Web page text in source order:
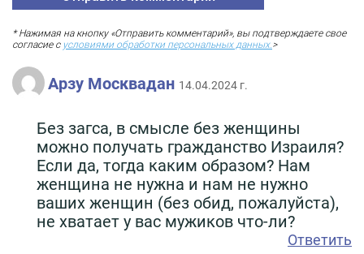
* Нажимая на кнопку «Отправить комментарий», вы подтверждаете свое
согласие с условиями обработки персональных данных. >
Арзу Москвадан 14.04.2024 г.
Без загса, в смысле без женщины
можно получать гражданство Израиля?
Если да, тогда каким образом? Нам
женщина не нужна и нам не нужно
ваших женщин (без обид, пожалуйста),
не хватает у вас мужиков что-ли?
Ответить